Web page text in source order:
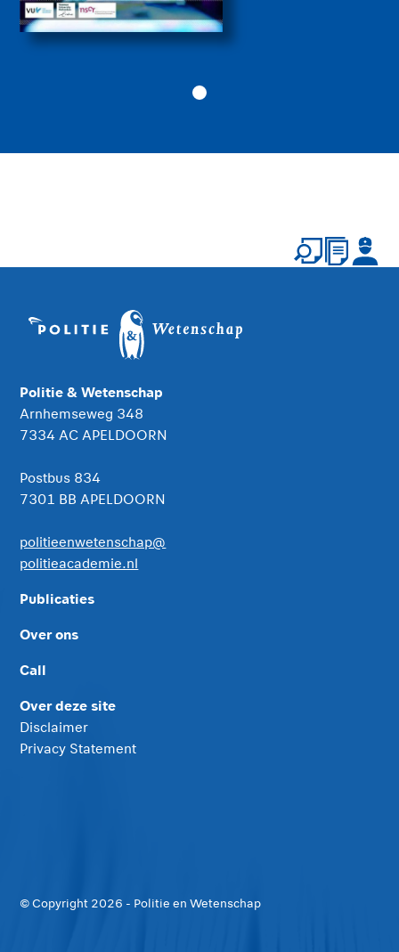
Politie & Wetenschap
Arnhemseweg 348
7334 AC APELDOORN
Postbus 834
7301 BB APELDOORN
politieenwetenschap@
politieacademie.nl
Publicaties
Over ons
Call
Over deze site
Disclaimer
Privacy Statement
© Copyright 2026 - Politie en Wetenschap